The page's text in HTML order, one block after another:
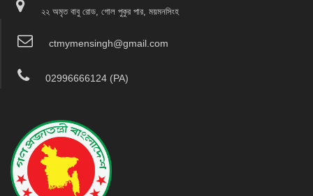
২২ অমৃত বাবু রোড, গোল পুকুর পার, ময়মনসিংহ
ctmymensingh@gmail.com
02996666124 (PA)